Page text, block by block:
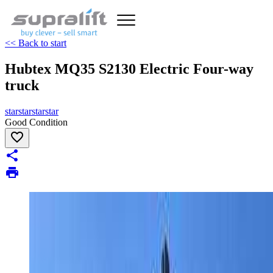
<< Back to start
Hubtex MQ35 S2130 Electric Four-way
truck
starstarstarstar
Good Condition
favorite_border
share
print